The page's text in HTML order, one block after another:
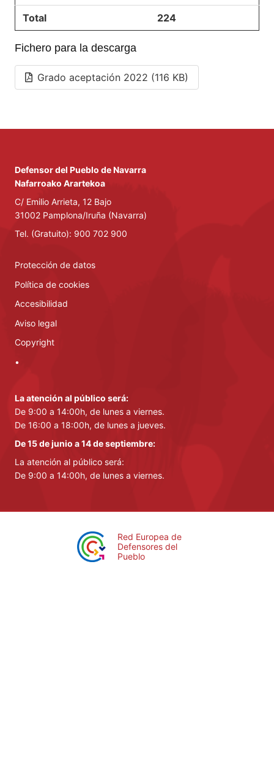
Total 224
Fichero para la descarga
Grado aceptación 2022 (116 KB)
Defensor del Pueblo de Navarra
Nafarroako Arartekoa
C/ Emilio Arrieta, 12 Bajo
31002 Pamplona/Iruña (Navarra)
Tel. (Gratuito): 900 702 900
Protección de datos
Política de cookies
Accesibilidad
Aviso legal
Copyright
•
La atención al público será:
De 9:00 a 14:00h, de lunes a viernes.
De 16:00 a 18:00h, de lunes a jueves.
De 15 de junio a 14 de septiembre:
La atención al público será:
De 9:00 a 14:00h, de lunes a viernes.
Red Europea de
Defensores del
Pueblo